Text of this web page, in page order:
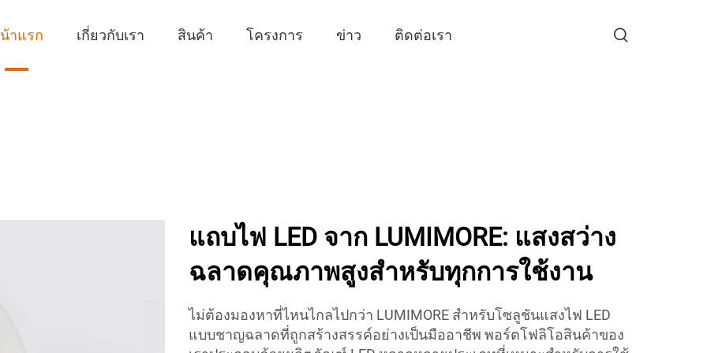
าแรก เกี่ยวกับเรา สินค้า โครงการ ข่าว ติดต่อเรา
แถบไฟ LED จาก LUMIMORE: แสงสว่าง
ฉลาดคุณภาพสูงสำหรับทุกการใช้งาน
ไม่ต้องมองหาที่ไหนไกลไปกว่า LUMIMORE สำหรับโซลูชันแสงไฟ LED
แบบชาญฉลาดที่ถูกสร้างสรรค์อย่างเป็นมืออาชีพ พอร์ตโฟลิโอสินค้าของ